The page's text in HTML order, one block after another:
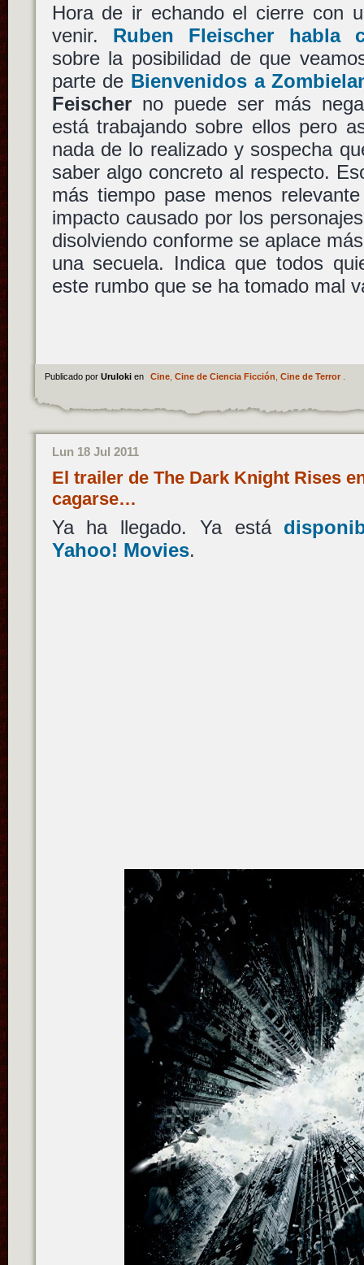
Hora de ir echando el cierre con
venir. Ruben Fleischer habla
sobre la posibilidad de que
parte de Bienvenidos a
Feischerno puede ser más
está trabajando sobre ellos pero
nada de lo realizado y sospecha
saber algo concreto al respecto.
más tiempo pase menos
impacto causado por los
disolviendo conforme se aplace
una secuela. Indica que todos
este rumbo que se ha tomado mal
Publicado por Uruloki en Cine, Cine de Ciencia Ficción Cine de Terror.
Lun 18 Jul 2011
El trailer de The Dark Knight Rises
cagarse…
Ya ha llegado. Ya está
Yahoo! Movies.